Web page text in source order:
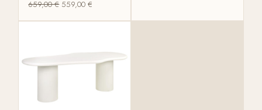
659,00€ 559,00€